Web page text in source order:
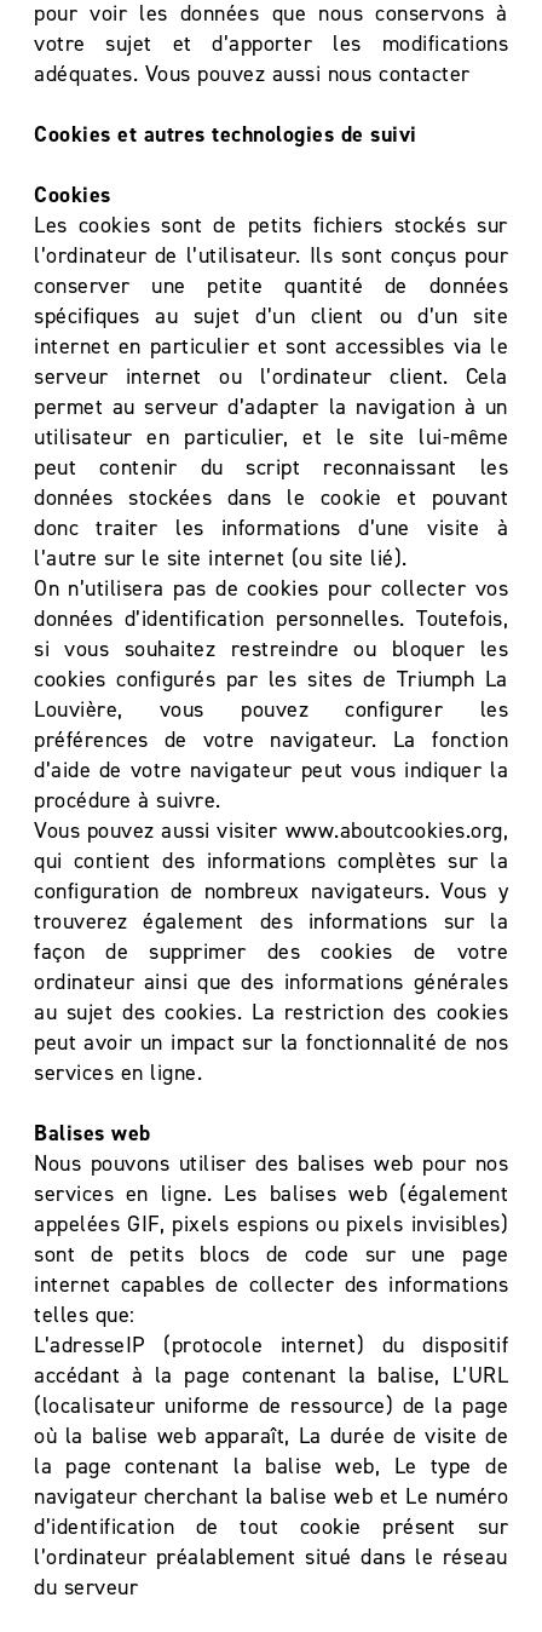
pour voir les données que nous conservons à
votre sujet et d’apporter les modifications
adéquates. Vous pouvez aussi nous contacter
Cookies et autres technologies de suivi
Cookies
Les cookies sont de petits fichiers stockés sur
l’ordinateur de l’utilisateur. Ils sont conçus pour
conserver une petite quantité de données
spécifiques au sujet d’un client ou d’un site
internet en particulier et sont accessibles via le
serveur internet ou l’ordinateur client. Cela
permet au serveur d’adapter la navigation à un
utilisateur en particulier, et le site lui-même
peut contenir du script reconnaissant les
données stockées dans le cookie et pouvant
donc traiter les informations d’une visite à
l’autre sur le site internet (ou site lié).
On n’utilisera pas de cookies pour collecter vos
données d’identification personnelles. Toutefois,
si vous souhaitez restreindre ou bloquer les
cookies configurés par les sites de Triumph La
Louvière, vous pouvez configurer les
préférences de votre navigateur. La fonction
d’aide de votre navigateur peut vous indiquer la
procédure à suivre.
Vous pouvez aussi visiter www.aboutcookies.org,
qui contient des informations complètes sur la
configuration de nombreux navigateurs. Vous y
trouverez également des informations sur la
façon de supprimer des cookies de votre
ordinateur ainsi que des informations générales
au sujet des cookies. La restriction des cookies
peut avoir un impact sur la fonctionnalité de nos
services en ligne.
Balises web
Nous pouvons utiliser des balises web pour nos
services en ligne. Les balises web (également
appelées GIF, pixels espions ou pixels invisibles)
sont de petits blocs de code sur une page
internet capables de collecter des informations
telles que:
L’adresseIP (protocole internet) du dispositif
accédant à la page contenant la balise, L’URL
(localisateur uniforme de ressource) de la page
où la balise web apparaît, La durée de visite de
la page contenant la balise web, Le type de
navigateur cherchant la balise web et Le numéro
d’identification de tout cookie présent sur
l’ordinateur préalablement situé dans le réseau
du serveur